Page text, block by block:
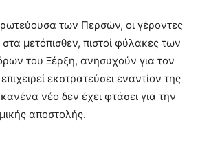
των Περσών, οι γέροντες
μετόπισθεν, πιστοί φύλακες των
του Ξέρξη, ανησυχούν για τον
εκστρατεύσει εναντίον της
νέο δεν έχει φτάσει για την
αποστολής.